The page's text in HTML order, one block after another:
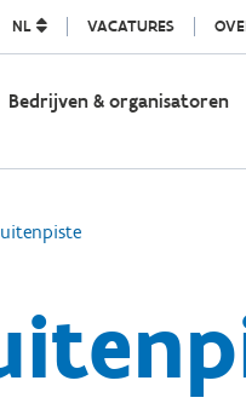
NL VACATURES
Bedrijven & organisatoren